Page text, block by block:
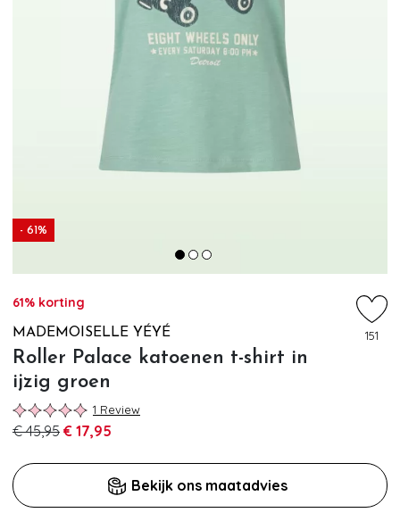
- 61%
61% korting
MADEMOISELLE YÉYÉ
Roller Palace katoenen t-shirt in
ijzig groen
151
1 Review
€ 45,95 € 17,95
Bekijk ons maatadvies